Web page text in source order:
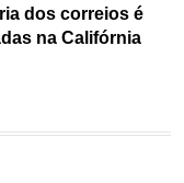
dos correios é
na Califórnia